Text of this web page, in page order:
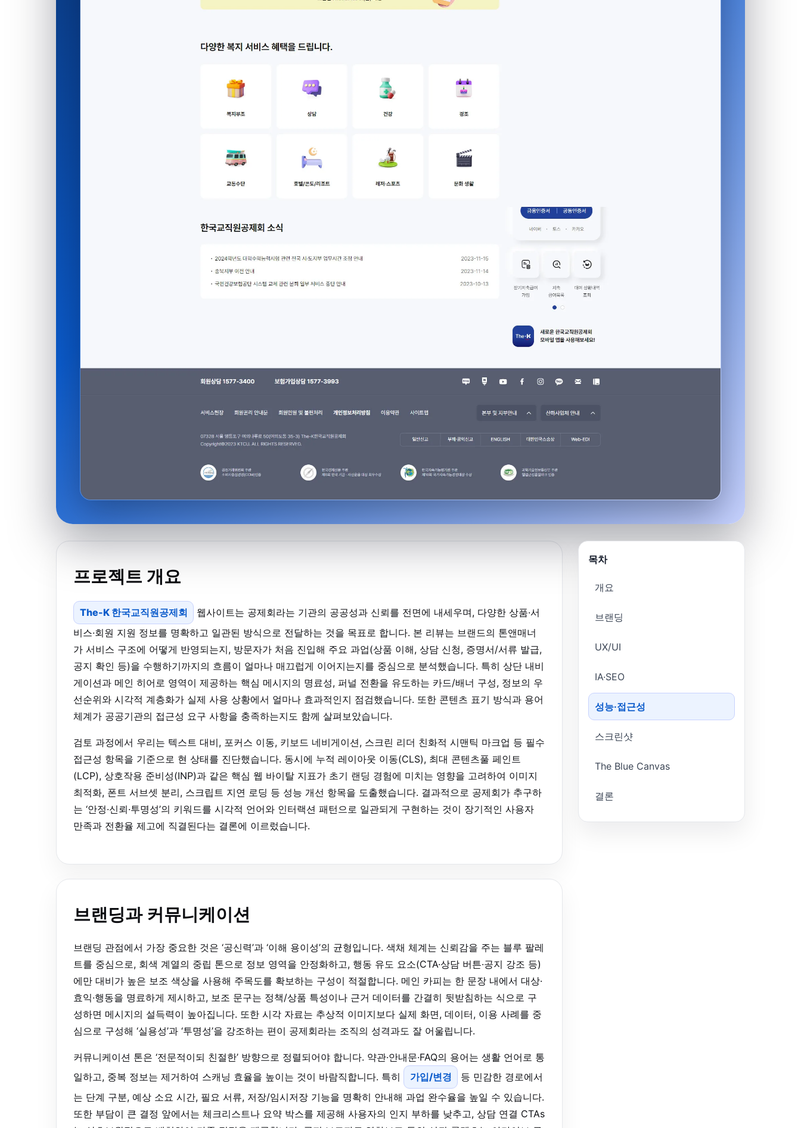
프로젝트 개요
The-K 한국교직원공제회
웹사이트는 공제회라는 기관의 공공성과 신뢰를 전면에 내세우며, 다양한 상품·서
비스·회원 지원 정보를 명확하고 일관된 방식으로 전달하는 것을 목표로 합니다. 본 리뷰는 브랜드의 톤앤매너
가 서비스 구조에 어떻게 반영되는지, 방문자가 처음 진입해 주요 과업(상품 이해, 상담 신청, 증명서/서류 발급,
공지 확인 등)을 수행하기까지의 흐름이 얼마나 매끄럽게 이어지는지를 중심으로 분석했습니다. 특히 상단 내비
게이션과 메인 히어로 영역이 제공하는 핵심 메시지의 명료성, 퍼널 전환을 유도하는 카드/배너 구성, 정보의 우
선순위와 시각적 계층화가 실제 사용 상황에서 얼마나 효과적인지 점검했습니다. 또한 콘텐츠 표기 방식과 용어
체계가 공공기관의 접근성 요구 사항을 충족하는지도 함께 살펴보았습니다.
검토 과정에서 우리는 텍스트 대비, 포커스 이동, 키보드 네비게이션, 스크린 리더 친화적 시맨틱 마크업 등 필수
접근성 항목을 기준으로 현 상태를 진단했습니다. 동시에 누적 레이아웃 이동(CLS), 최대 콘텐츠풀 페인트
(LCP), 상호작용 준비성(INP)과 같은 핵심 웹 바이탈 지표가 초기 랜딩 경험에 미치는 영향을 고려하여 이미지
최적화, 폰트 서브셋 분리, 스크립트 지연 로딩 등 성능 개선 항목을 도출했습니다. 결과적으로 공제회가 추구하
는 ‘안정·신뢰·투명성’의 키워드를 시각적 언어와 인터랙션 패턴으로 일관되게 구현하는 것이 장기적인 사용자
만족과 전환율 제고에 직결된다는 결론에 이르렀습니다.
브랜딩과 커뮤니케이션
브랜딩 관점에서 가장 중요한 것은 ‘공신력’과 ‘이해 용이성’의 균형입니다. 색채 체계는 신뢰감을 주는 블루 팔레
트를 중심으로, 회색 계열의 중립 톤으로 정보 영역을 안정화하고, 행동 유도 요소(CTA·상담 버튼·공지 강조 등)
에만 대비가 높은 보조 색상을 사용해 주목도를 확보하는 구성이 적절합니다. 메인 카피는 한 문장 내에서 대상·
효익·행동을 명료하게 제시하고, 보조 문구는 정책/상품 특성이나 근거 데이터를 간결히 뒷받침하는 식으로 구
성하면 메시지의 설득력이 높아집니다. 또한 시각 자료는 추상적 이미지보다 실제 화면, 데이터, 이용 사례를 중
심으로 구성해 ‘실용성’과 ‘투명성’을 강조하는 편이 공제회라는 조직의 성격과도 잘 어울립니다.
커뮤니케이션 톤은 ‘전문적이되 친절한’ 방향으로 정렬되어야 합니다. 약관·안내문·FAQ의 용어는 생활 언어로 통
일하고, 중복 정보는 제거하여 스캐닝 효율을 높이는 것이 바람직합니다. 특히
가입/변경
등 민감한 경로에서
는 단계 구분, 예상 소요 시간, 필요 서류, 저장/임시저장 기능을 명확히 안내해 과업 완수율을 높일 수 있습니다.
또한 부담이 큰 결정 앞에서는 체크리스트나 요약 박스를 제공해 사용자의 인지 부하를 낮추고, 상담 연결 CTAs
목차
개요
브랜딩
UX/UI
IA·SEO
성능·접근성
스크린샷
The Blue Canvas
결론